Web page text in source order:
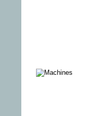
Kino und Bar in
der Königstadt